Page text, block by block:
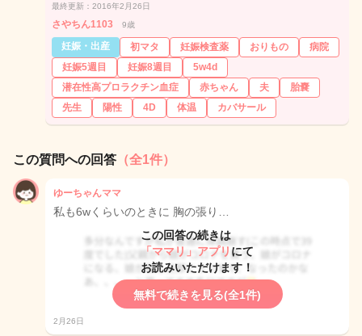
最終更新：2016年2月26日
さやちん1103 9歳
妊娠・出産 初マタ 妊娠検査薬 おりもの
病院
妊娠5週目
妊娠8週目
5w4d
潜在性高プロラクチン血症
赤ちゃん 夫
胎嚢
先生
陽性 4D 体温 カバサール
この質問への回答 （全1件）
ゆーちゃんママ
私も6wくらいのときに 胸の張り…
この回答の続きは
「ママリ」アプリ にて
お読みいただけます！
無料で続きを見る(全1件)
2月26日